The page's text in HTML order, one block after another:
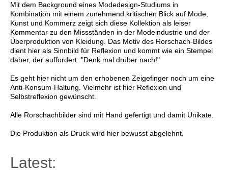
Mit dem Background eines Modedesign-Studiums in
Kombination mit einem zunehmend kritischen Blick auf Mode,
Kunst und Kommerz zeigt sich diese Kollektion als leiser
Kommentar zu den Missständen in der Modeindustrie und der
Überproduktion von Kleidung. Das Motiv des Rorschach-Bildes
dient hier als Sinnbild für Reflexion und kommt wie ein Stempel
daher, der auffordert: "Denk mal drüber nach!"
Es geht hier nicht um den erhobenen Zeigefinger noch um eine
Anti-Konsum-Haltung. Vielmehr ist hier Reflexion und
Selbstreflexion gewünscht.
Alle Rorschachbilder sind mit Hand gefertigt und damit Unikate.
Die Produktion als Druck wird hier bewusst abgelehnt.
Latest: